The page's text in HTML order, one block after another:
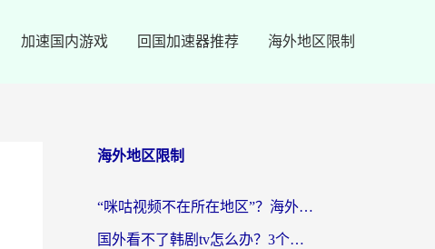
加速国内游戏 回国加速器推荐 海外地区限制
海外地区限制
“咪咕视频不在所在地区”？海外党追剧看片、炒股的救星来了！
国外看不了韩剧tv怎么办？3个实用技巧解决海外追剧难题（附书旗小说&社保查询攻略）